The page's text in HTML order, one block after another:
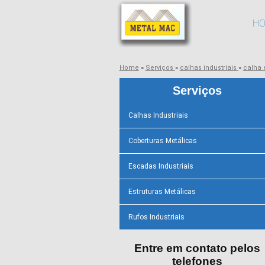
Home » Serviços » calhas industriais » calha
Serviços
Calhas Industriais
Coberturas Metálicas
Escadas Industriais
Estruturas Metálicas
Rufos Industriais
Entre em contato pelos
telefones